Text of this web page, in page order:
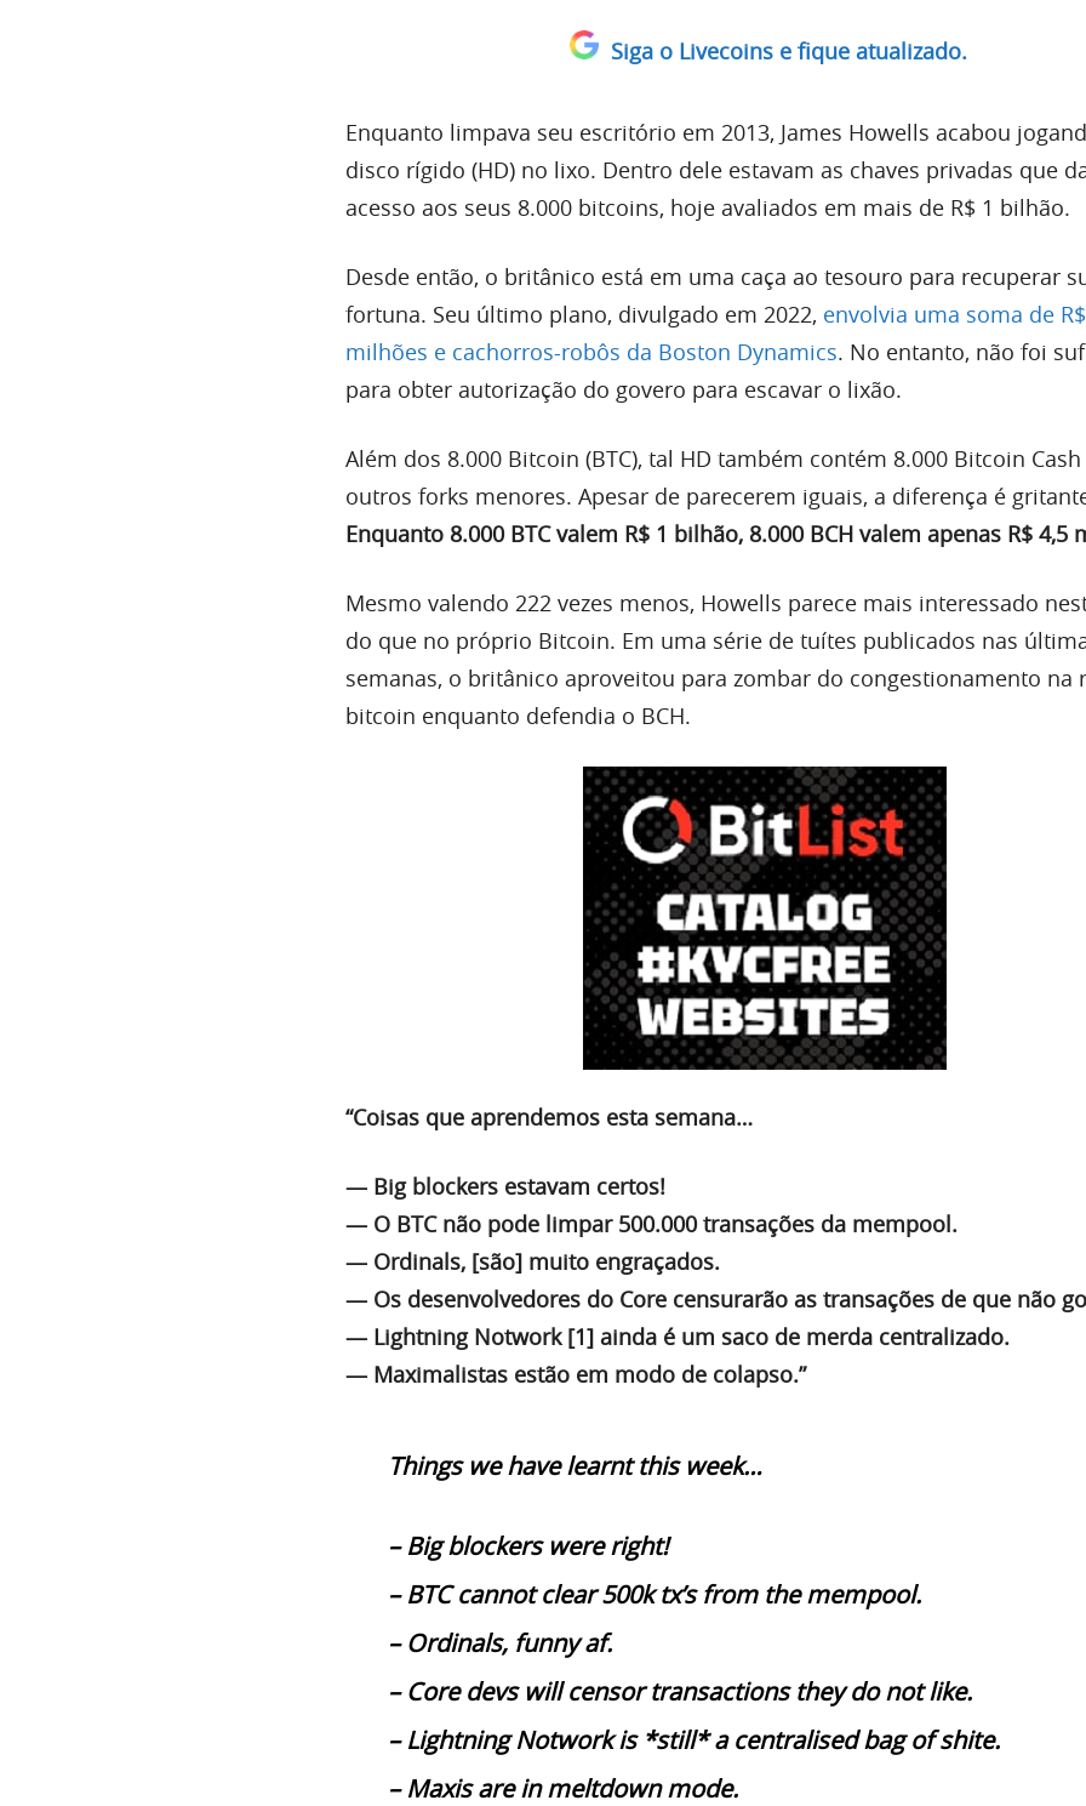
Siga o Livecoins e fique atualizado.
Enquanto limpava seu escritório em 2013, James Howells acabou
disco rígido (HD) no lixo. Dentro dele estavam as chaves privadas que
acesso aos seus 8.000 bitcoins, hoje avaliados em mais de R$ 1 bilhão.
Desde então, o britânico está em uma caça ao tesouro para recuperar
fortuna. Seu último plano, divulgado em 2022, envolvia uma soma de
milhões e cachorros-robôs da Boston Dynamics. No entanto, não foi
para obter autorização do govero para escavar o lixão.
Além dos 8.000 Bitcoin (BTC), tal HD também contém 8.000 Bitcoin Cash
outros forks menores. Apesar de parecerem iguais, a diferença é
Enquanto 8.000 BTC valem R$ 1 bilhão, 8.000 BCH valem apenas R$ 4,5
Mesmo valendo 222 vezes menos, Howells parece mais interessado
do que no próprio Bitcoin. Em uma série de tuítes publicados nas
semanas, o britânico aproveitou para zombar do congestionamento na
bitcoin enquanto defendia o BCH.
“Coisas que aprendemos esta semana…
— Big blockers estavam certos!
— O BTC não pode limpar 500.000 transações da mempool.
— Ordinals, [são] muito engraçados.
— Os desenvolvedores do Core censurarão as transações de que não
— Lightning Notwork [1] ainda é um saco de merda centralizado.
— Maximalistas estão em modo de colapso.”
Things we have learnt this week…
– Big blockers were right!
– BTC cannot clear 500k tx’s from the mempool.
– Ordinals, funny af.
– Core devs will censor transactions they do not like.
– Lightning Notwork is *still* a centralised bag of shite.
– Maxis are in meltdown mode.